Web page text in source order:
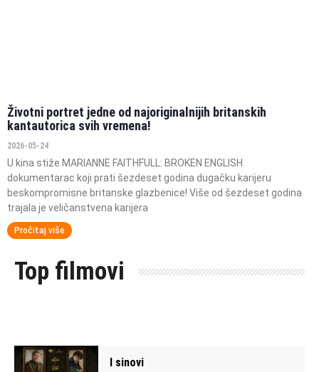
Životni portret jedne od najoriginalnijih britanskih
kantautorica svih vremena!
2026-05-24
U kina stiže MARIANNE FAITHFULL: BROKEN ENGLISH
dokumentarac koji prati šezdeset godina dugačku karijeru
beskompromisne britanske glazbenice! Više od šezdeset godina
trajala je veličanstvena karijera
Pročitaj više
Top filmovi
I sinovi